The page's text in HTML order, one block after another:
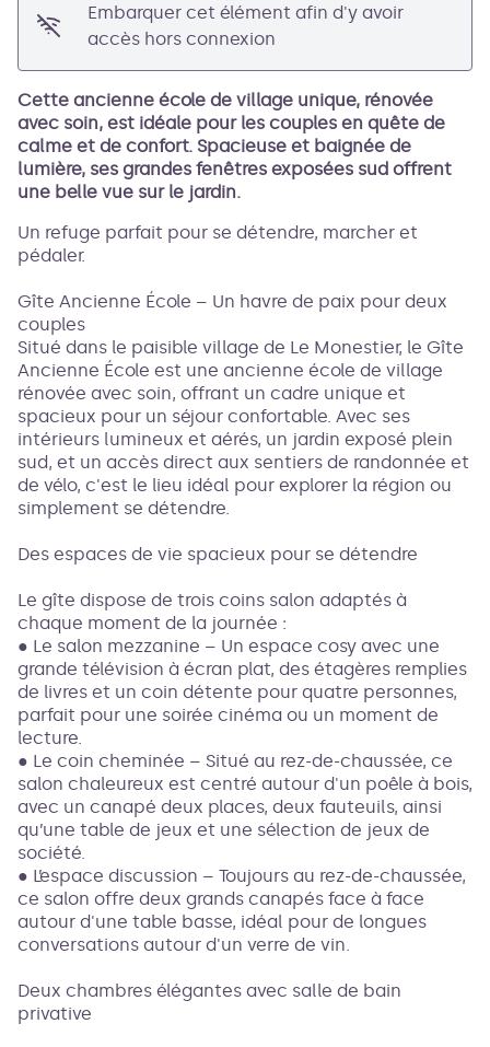
Embarquer cet élément afin d'y avoir
accès hors connexion
Cette ancienne école de village unique, rénovée
avec soin, est idéale pour les couples en quête de
calme et de confort. Spacieuse et baignée de
lumière, ses grandes fenêtres exposées sud offrent
une belle vue sur le jardin.
Un refuge parfait pour se détendre, marcher et
pédaler.
Gîte Ancienne École – Un havre de paix pour deux
couples
Situé dans le paisible village de Le Monestier, le Gîte
Ancienne École est une ancienne école de village
rénovée avec soin, offrant un cadre unique et
spacieux pour un séjour confortable. Avec ses
intérieurs lumineux et aérés, un jardin exposé plein
sud, et un accès direct aux sentiers de randonnée et
de vélo, c'est le lieu idéal pour explorer la région ou
simplement se détendre.
Des espaces de vie spacieux pour se détendre
Le gîte dispose de trois coins salon adaptés à
chaque moment de la journée :
● Le salon mezzanine – Un espace cosy avec une
grande télévision à écran plat, des étagères remplies
de livres et un coin détente pour quatre personnes,
parfait pour une soirée cinéma ou un moment de
lecture.
● Le coin cheminée – Situé au rez-de-chaussée, ce
salon chaleureux est centré autour d'un poêle à bois,
avec un canapé deux places, deux fauteuils, ainsi
qu’une table de jeux et une sélection de jeux de
société.
● L’espace discussion – Toujours au rez-de-chaussée,
ce salon offre deux grands canapés face à face
autour d'une table basse, idéal pour de longues
conversations autour d'un verre de vin.
Deux chambres élégantes avec salle de bain
privative